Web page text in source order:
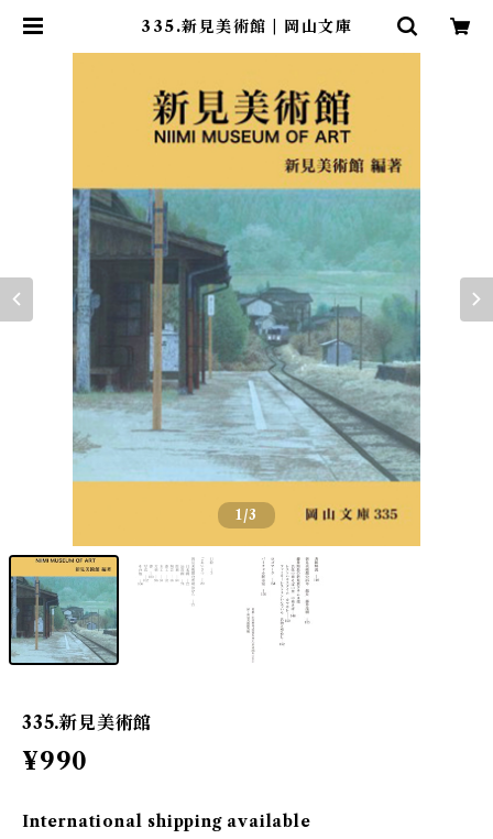
335.新見美術館 | 岡山文庫
1/3
335.新見美術館
¥990
International shipping available